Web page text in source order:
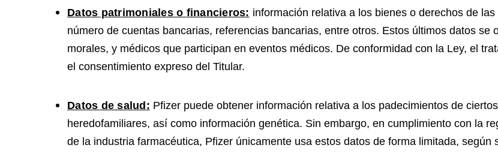
Datos patrimoniales o financieros: información relativa a los bienes o derechos de
número de cuentas bancarias, referencias bancarias, entre otros. Estos últimos datos
morales, y médicos que participan en eventos médicos. De conformidad con la Ley, el
el consentimiento expreso del Titular.
Datos de salud: Pfizer puede obtener información relativa a los padecimientos de
heredofamiliares, así como información genética. Sin embargo, en cumplimiento con la
de la industria farmacéutica, Pfizer únicamente usa estos datos de forma limitada, según